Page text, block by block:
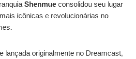
Shenmue consolidou seu lugar
icônicas e revolucionárias no
e lançada originalmente no Dreamcast,